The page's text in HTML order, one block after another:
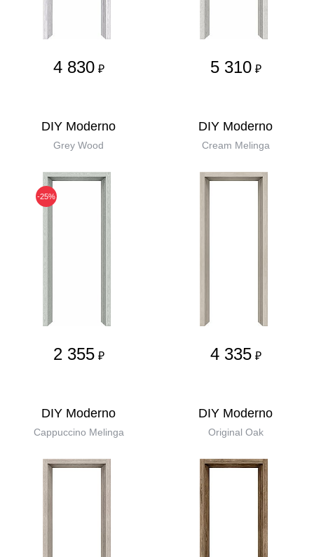
4 830 ₽ 5 310 ₽
DIY Moderno
Grey Wood
-25%
2 355 ₽
DIY Moderno
Cream Melinga
4 335 ₽
DIY Moderno
Cappuccino Melinga
DIY Moderno
Original Oak